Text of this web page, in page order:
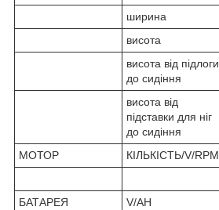
ширина
висота
висота від підлоги
до сидіння
висота від
підставки для ніг
до сидіння
МОТОР КІЛЬКІСТЬ/V/RPM
БАТАРЕЯ V/AH